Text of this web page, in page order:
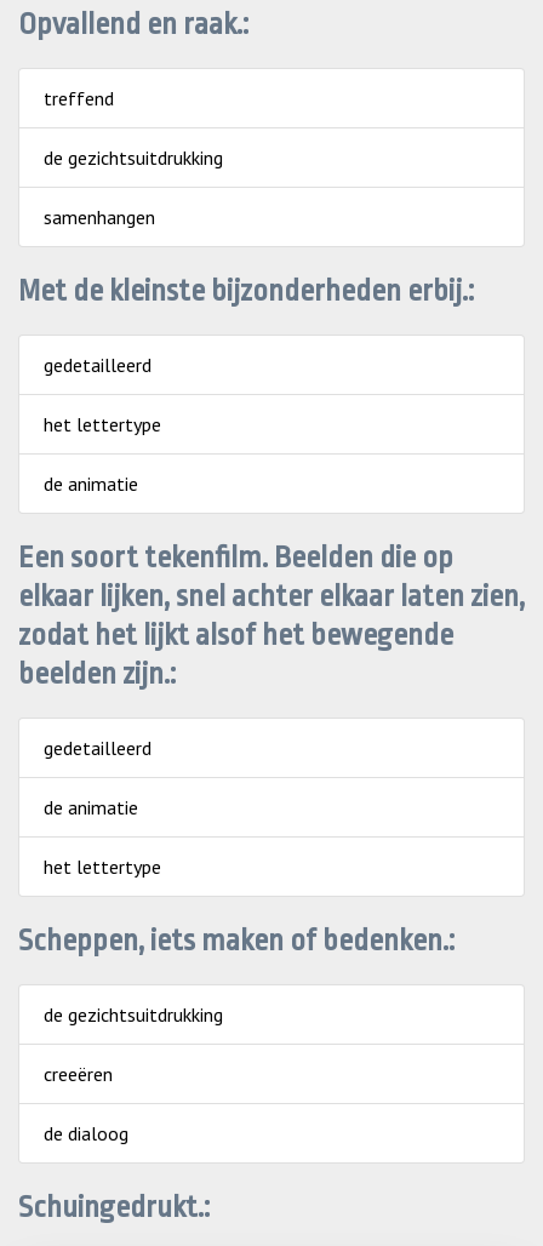
Opvallend en raak.:
treffend
de gezichtsuitdrukking
samenhangen
Met de kleinste bijzonderheden erbij.:
gedetailleerd
het lettertype
de animatie
Een soort tekenfilm. Beelden die op
elkaar lijken, snel achter elkaar laten zien,
zodat het lijkt alsof het bewegende
beelden zijn.:
gedetailleerd
de animatie
het lettertype
Scheppen, iets maken of bedenken.:
de gezichtsuitdrukking
creeëren
de dialoog
Schuingedrukt.: